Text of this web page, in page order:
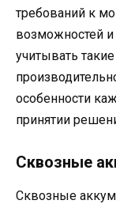
требований к
возможностей
учитывать
особенности
принятии
Сквозные
Сквозные